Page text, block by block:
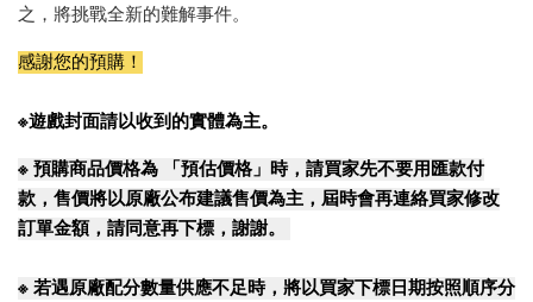
之，將挑戰全新的難解事件。
感謝您的預購！
※遊戲封面請以收到的實體為主。
※ 預購商品價格為 「預估價格」時，請買家先不要用匯款付
款，售價將以原廠公布建議售價為主，屆時會再連絡買家修改
訂單金額，請同意再下標，謝謝。
※ 若遇原廠配分數量供應不足時，將以買家下標日期按照順序分